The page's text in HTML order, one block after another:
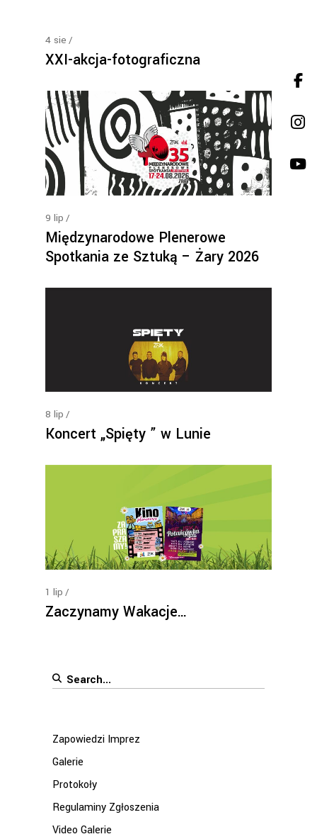
4 sie
XXI-akcja-fotograficzna
9 lip
Międzynarodowe Plenerowe
Spotkania ze Sztuką – Żary 2026
8 lip
Koncert „Spięty ” w Lunie
1 lip
Zaczynamy Wakacje…
Search
Zapowiedzi Imprez
Galerie
Protokoły
Regulaminy Zgłoszenia
Video Galerie